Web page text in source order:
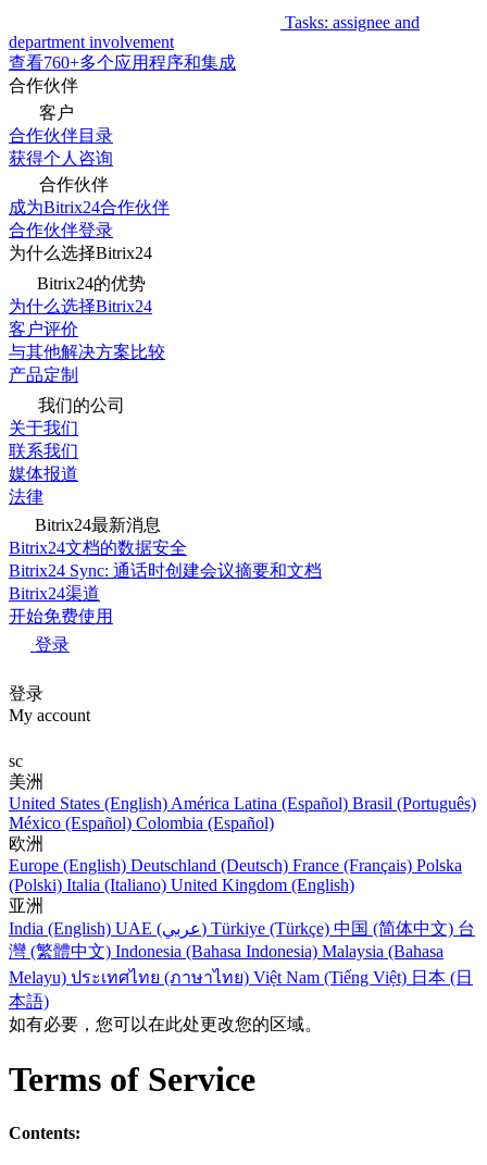
Tasks: assignee and
department involvement
查看760+多个应用程序和集成
合作伙伴
客户
合作伙伴目录
获得个人咨询
合作伙伴
成为Bitrix24合作伙伴
合作伙伴登录
为什么选择Bitrix24
Bitrix24的优势
为什么选择Bitrix24
客户评价
与其他解决方案比较
产品定制
我们的公司
关于我们
联系我们
媒体报道
法律
Bitrix24最新消息
Bitrix24文档的数据安全
Bitrix24 Sync: 通话时创建会议摘要和文档
Bitrix24渠道
开始免费使用
登录
登录
My account
sc
美洲
United States (English) América Latina (Español) Brasil (Português)
México (Español) Colombia (Español)
欧洲
Europe (English) Deutschland (Deutsch) France (Français) Polska
(Polski) Italia (Italiano) United Kingdom (English)
亚洲
India (English)
UAE (عربي) Türkiye (Türkçe) 中国 (简体中文) 台
灣 (繁體中文) Indonesia (Bahasa Indonesia) Malaysia (Bahasa
Melayu) ประเทศไทย (ภาษาไทย) Việt Nam (Tiếng Việt) 日本 (日
本語)
如有必要，您可以在此处更改您的区域。
Terms of Service
Contents: